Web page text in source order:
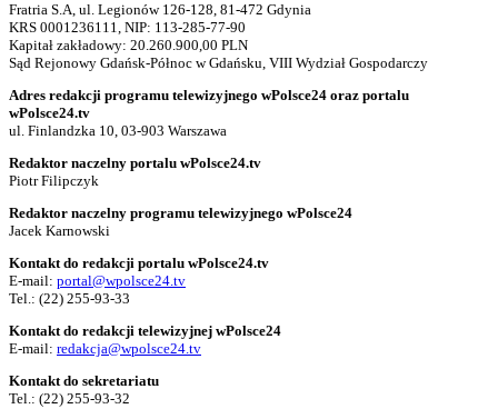
Fratria S.A, ul. Legionów 126-128, 81-472 Gdynia
KRS 0001236111, NIP: 113-285-77-90
Kapitał zakładowy: 20.260.900,00 PLN
Sąd Rejonowy Gdańsk-Północ w Gdańsku, VIII Wydział Gospodarczy
Adres redakcji programu telewizyjnego wPolsce24 oraz portalu
wPolsce24.tv
ul. Finlandzka 10, 03-903 Warszawa
Redaktor naczelny portalu wPolsce24.tv
Piotr Filipczyk
Redaktor naczelny programu telewizyjnego wPolsce24
Jacek Karnowski
Kontakt do redakcji portalu wPolsce24.tv
E-mail: portal@wpolsce24.tv
Tel.: (22) 255-93-33
Kontakt do redakcji telewizyjnej wPolsce24
E-mail: redakcja@wpolsce24.tv
Kontakt do sekretariatu
Tel.: (22) 255-93-32